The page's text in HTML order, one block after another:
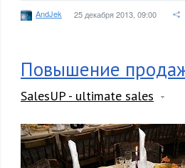
AndJek 25 декабря 2013, 09:00
Повышение
SalesUP - ultimate sales